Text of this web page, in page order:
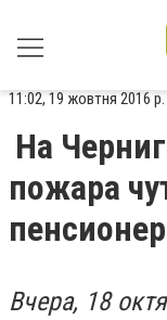
11:02, 19 жовтня 2016 р.
На
пожара
пенсионер
Вчера, 18